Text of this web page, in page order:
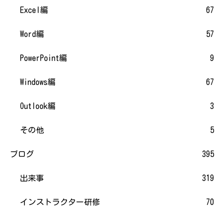
Excel編 67
Word編 57
PowerPoint編 9
Windows編 67
Outlook編 3
その他 5
ブログ 395
出来事 319
インストラクター研修 70